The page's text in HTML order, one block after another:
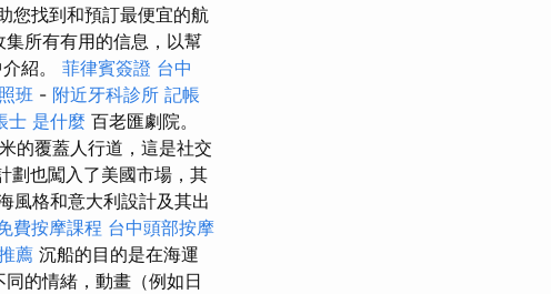
您找到和預訂最便宜的航
集所有有用的信息，以幫
紹。 菲律賓簽證 台中
班 - 附近牙科診所 記帳
士 是什麼 百老匯劇院。
的覆蓋人行道，這是社交
劃也闖入了美國市場，其
風格和意大利設計及其出
費按摩課程 台中頭部按摩
薦 沉船的目的是在海運
的情緒，動畫（例如日